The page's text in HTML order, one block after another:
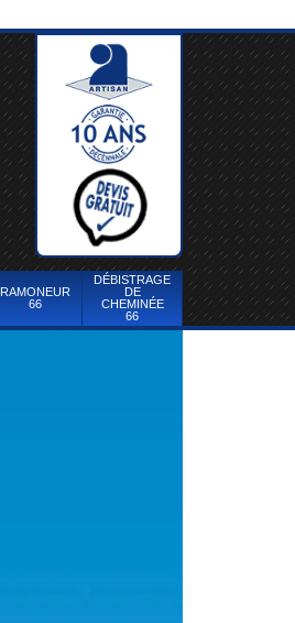
RAMONEUR
66
DÉBISTRAGE
DE
CHEMINÉE
66